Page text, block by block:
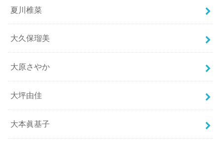
夏川椎菜
大久保瑠美
大原さやか
大坪由佳
大本眞基子